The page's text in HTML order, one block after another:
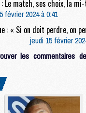
février 2024 à 0:41
jeudi 15 février
les commentaires